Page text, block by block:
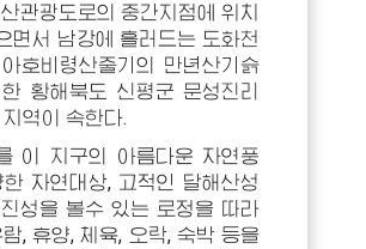
관광도로의 중간지점에 위치
면서 남강에 흘러드는 도화천
호비령산줄기의 만년산기슭
황해북도 신평군 문성진리
역이 속한다.
이 지구의 아름다운 자연풍
한 자연대상, 고적인 달해산성
성을 볼수 있는 로정을 따라
, 휴양, 체육, 오락, 숙박 등을